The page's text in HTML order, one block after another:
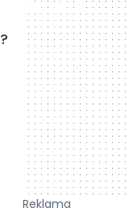
300 x 250
Reklama